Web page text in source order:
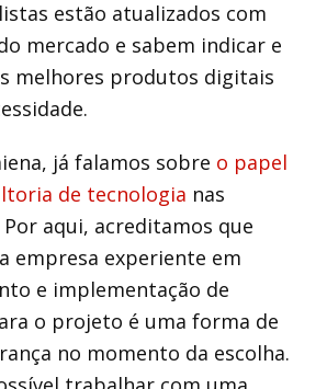
estão atualizados com
mercado e sabem indicar e
melhores produtos digitais
já falamos sobre o papel
de tecnologia nas
aqui, acreditamos que
empresa experiente em
e implementação de
o projeto é uma forma de
no momento da escolha.